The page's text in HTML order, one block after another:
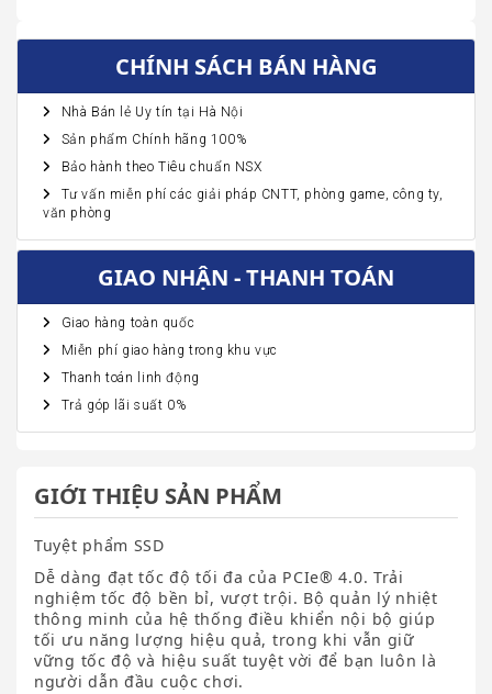
CHÍNH SÁCH BÁN HÀNG
Nhà Bán lẻ Uy tín tại Hà Nội
Sản phẩm Chính hãng 100%
Bảo hành theo Tiêu chuẩn NSX
Tư vấn miễn phí các giải pháp CNTT, phòng game, công ty,
văn phòng
GIAO NHẬN - THANH TOÁN
Giao hàng toàn quốc
Miễn phí giao hàng trong khu vực
Thanh toán linh động
Trả góp lãi suất 0%
GIỚI THIỆU SẢN PHẨM
Tuyệt phẩm SSD
Dễ dàng đạt tốc độ tối đa của PCIe® 4.0. Trải
nghiệm tốc độ bền bỉ, vượt trội. Bộ quản lý nhiệt
thông minh của hệ thống điều khiển nội bộ giúp
tối ưu năng lượng hiệu quả, trong khi vẫn giữ
vững tốc độ và hiệu suất tuyệt vời để bạn luôn là
người dẫn đầu cuộc chơi.